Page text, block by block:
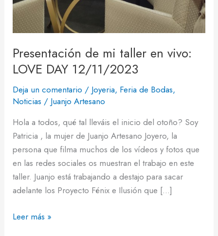
Presentación de mi taller en vivo:
LOVE DAY 12/11/2023
Deja un comentario / Joyeria, Feria de Bodas,
Noticias / Juanjo Artesano
Hola a todos, qué tal lleváis el inicio del otoño? Soy
Patricia , la mujer de Juanjo Artesano Joyero, la
persona que filma muchos de los vídeos y fotos que
en las redes sociales os muestran el trabajo en este
taller. Juanjo está trabajando a destajo para sacar
adelante los Proyecto Fénix e Ilusión que […]
Leer más »